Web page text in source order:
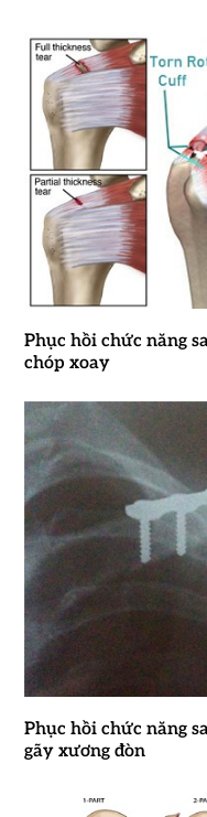
Phục hồi chức năng
chóp xoay
Phục hồi chức năng
gãy xương đòn